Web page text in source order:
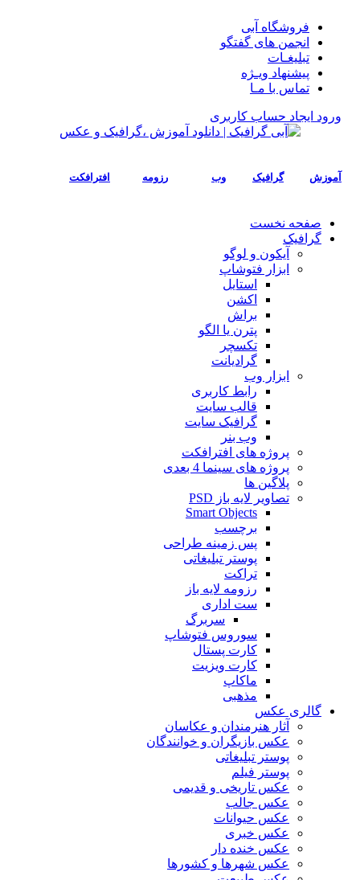
فروشگاه آبی
انجمن های گفتگو
تبلیغـات
پیشنهاد ویـژه
تماس با مـا
ورود ایجاد حساب کاربری
آموزش گرافیک وب رزومه افترافکت
صفحه نخست
گرافیک
آیکون و لوگو
ابزار فتوشاپ
استایل
اکشن
براش
پترن یا الگو
تکسچر
گرادیانت
ابزار وب
رابط کاربری
قالب سایت
گرافیک سایت
وب بنر
پروژه های افترافکت
پروژه های سینما 4 بعدی
پلاگین ها
تصاویر لایه باز PSD
Smart Objects
برچسب
پس زمینه طراحی
پوستر تبلیغاتی
تراکت
رزومه لایه باز
ست اداری
سربرگ
سوروس فتوشاپ
کارت پستال
کارت ویزیت
ماکاپ
مذهبی
گالری عکس
آثار هنرمندان و عکاسان
عکس بازیگران و خوانندگان
پوستر تبلیغاتی
پوستر فیلم
عکس تاریخی و قدیمی
عکس جالب
عکس حیوانات
عکس خبری
عکس خنده دار
عکس شهرها و کشورها